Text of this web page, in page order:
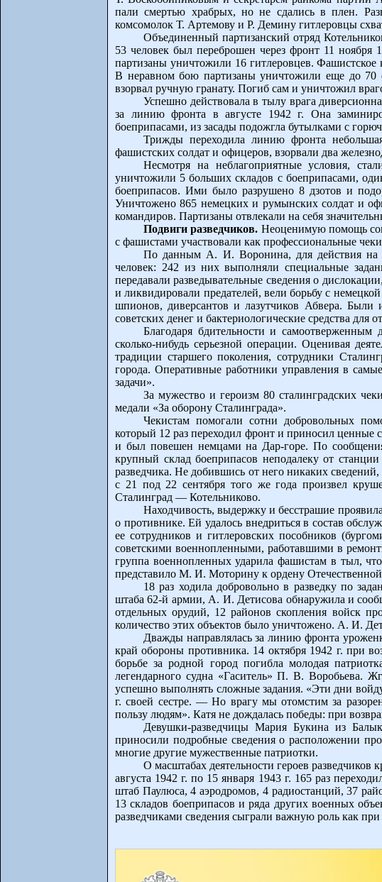
пали смертью храбрых, но не сдались в плен.
комсомолок Т. Артемову и Р. Демину гитлеровцы
Объединенный партизанский отряд
53 человек был переброшен через фронт 11 ноября
партизаны уничтожили 16 гитлеровцев. Фашистское
В неравном бою партизаны уничтожили еще до
взорвал ручную гранату. Погиб сам и уничтожил
Успешно действовала в тылу врага
за линию фронта в августе 1942 г. Она
боеприпасами, из засады подожгла бутылками с
Трижды переходила линию фронта
фашистских солдат и офицеров, взорвали два
Несмотря на неблагоприятные условия,
уничтожили 5 больших складов с боеприпасами,
боеприпасов. Ими было разрушено 8 дзотов и
Уничтожено 865 немецких и румынских солдат и
командиров. Партизаны отвлекали на себя
Подвиги разведчиков. Неоценимую помощь
с фашистами участвовали как профессиональные
По данным А. И. Воронина, для действия на
человек: 242 из них выполняли специальные
передавали разведывательные сведения о
и ликвидировали предателей, вели борьбу с
шпионов, диверсантов и лазутчиков Абвера.
советских денег и бактериологические средства
Благодаря бдительности и
сколько-нибудь серьезной операции. Оценивая
традиции старшего поколения, сотрудники
города. Оперативные работники управления в
задачи».
За мужество и героизм 80 сталинградских
медали «За оборону Сталинграда».
Чекистам помогали сотни добровольных
который 12 раз переходил фронт и приносил ценные
и был повешен немцами на Дар-горе. По
крупный склад боеприпасов неподалеку от
разведчика. Не добившись от него никаких
с 21 под 22 сентября того же года произвел
Сталинград — Котельниково.
Находчивость, выдержку и бесстрашие
о противнике. Ей удалось внедриться в состав
ее сотрудников и гитлеровских пособников
советскими военнопленными, работавшими в
группа военнопленных ударила фашистам в тыл,
представило М. И. Моторину к ордену
18 раз ходила добровольно в разведку по
штаба 62-й армии, А. И. Детисова обнаружила и
отдельных орудий, 12 районов скопления войск
количество этих объектов было уничтожено. А. И.
Дважды направлялась за линию фронта
край обороны противника. 14 октября 1942 г. при
борьбе за родной город погибла молодая
легендарного судна «Гаситель» П. В. Воробьева.
успешно выполнять сложные задания. «Эти дни
г. своей сестре. — Но врагу мы отомстим за
пользу людям». Катя не дождалась победы: при
Девушки-разведчицы Мария Букина из
приносили подробные сведения о расположении
многие другие мужественные патриотки.
О масштабах деятельности героев разведчиков
августа 1942 г. по 15 января 1943 г. 165 раз
штаб Паулюса, 4 аэродромов, 4 радиостанций, 37
13 складов боеприпасов и ряда других военных
разведчиками сведения сыграли важную роль как